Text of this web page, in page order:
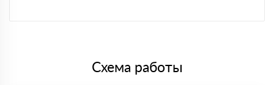
Схема работы